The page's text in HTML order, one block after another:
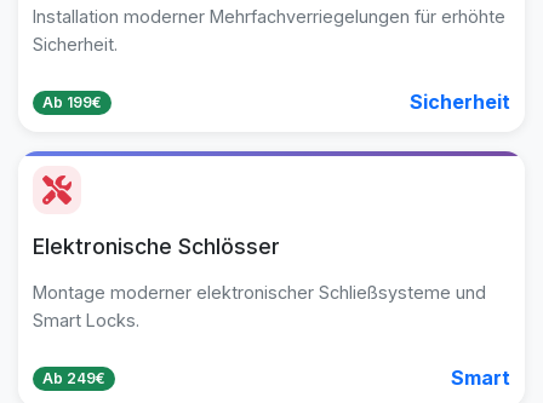
Installation moderner Mehrfachverriegelungen für erhöhte
Sicherheit.
Ab 199€ Sicherheit
Elektronische Schlösser
Montage moderner elektronischer Schließsysteme und
Smart Locks.
Ab 249€ Smart